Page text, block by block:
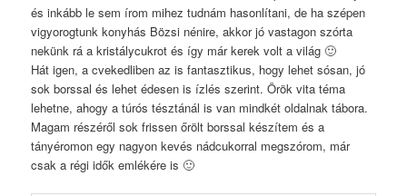
és inkább le sem írom mihez tudnám hasonlítani, de ha szépen
vigyorogtunk konyhás Bözsi nénire, akkor jó vastagon szórta
nekünk rá a kristálycukrot és így már kerek volt a világ 🙂
Hát igen, a cvekedliben az is fantasztikus, hogy lehet sósan, jó
sok borssal és lehet édesen is ízlés szerint. Örök vita téma
lehetne, ahogy a túrós tésztánál is van mindkét oldalnak tábora.
Magam részéről sok frissen őrölt borssal készítem és a
tányéromon egy nagyon kevés nádcukorral megszórom, már
csak a régi idők emlékére is 🙂